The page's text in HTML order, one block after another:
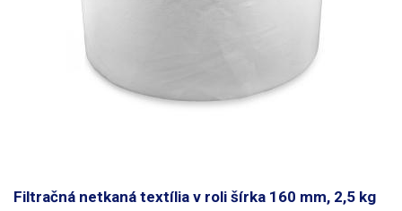
4kg Hmotnosť: 225g (vrátane dutinky) Farba: priehľadná, pri viacerých
vrstvách zelenomodrá bez certifikátu
Filtračná netkaná textília v roli šírka 160 mm, 2,5 kg